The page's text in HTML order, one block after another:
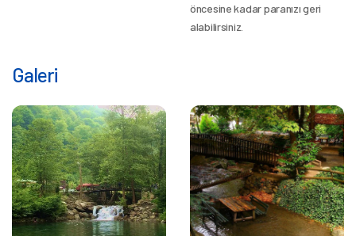
öncesine kadar paranızı geri
alabilirsiniz.
Galeri